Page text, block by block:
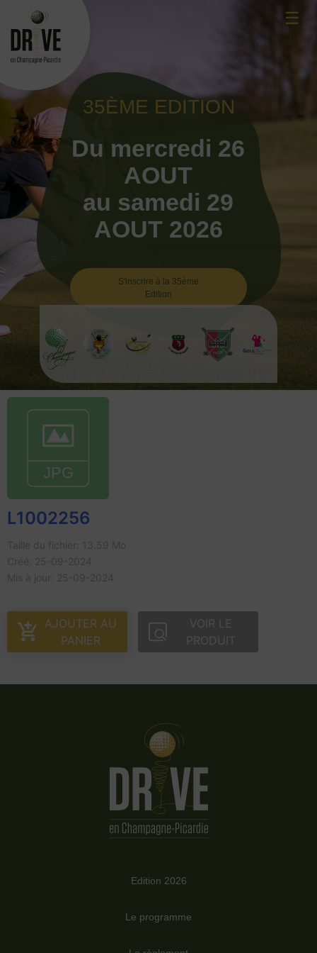
content
☰
35ÈME EDITION
Du mercredi 26
AOUT
au samedi 29
AOUT 2026
S'inscrire à la 35ème
Edition
L1002256
AJOUTER AU
PANIER
VOIR LE
PRODUIT
Edition 2026
Le programme